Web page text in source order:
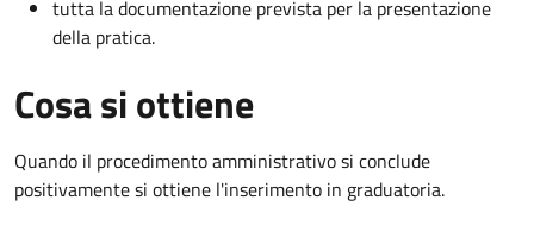
tutta la documentazione prevista per la presentazione
della pratica.
Cosa si ottiene
Quando il procedimento amministrativo si conclude
positivamente si ottiene l'inserimento in graduatoria.